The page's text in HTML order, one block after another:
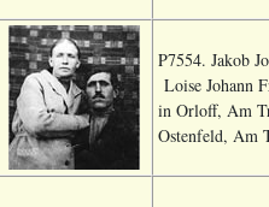
P7554. Jakob
Loise Johann
in Orloff, Am
Ostenfeld, Am